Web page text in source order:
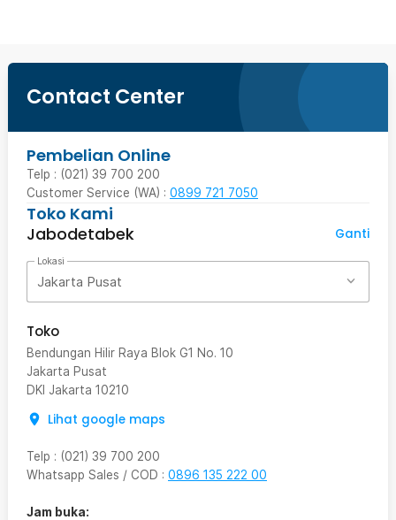
Contact Center
Pembelian Online
Telp : (021) 39 700 200
Customer Service (WA) : 0899 721 7050
Toko Kami
Jabodetabek
Ganti
Lokasi
Jakarta Pusat
Toko
Bendungan Hilir Raya Blok G1 No. 10
Jakarta Pusat
DKI Jakarta 10210
Lihat google maps
Telp : (021) 39 700 200
Whatsapp Sales / COD : 0896 135 222 00
Jam buka: